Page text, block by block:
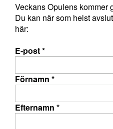
Veckans Opulens kommer
Du kan när som helst
här:
E-post*
Förnamn *
Efternamn *